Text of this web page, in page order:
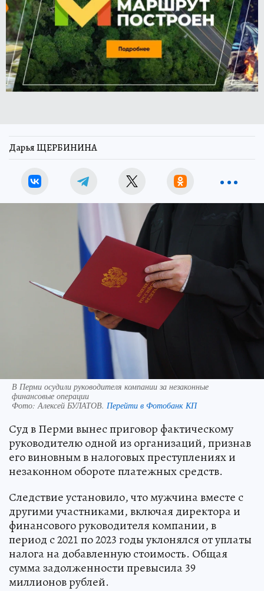
Дарья ЩЕРБИНИНА
В Перми осудили руководителя компании за незаконные
финансовые операции
Фото:Алексей БУЛАТОВ. Перейти в Фотобанк КП
Суд в Перми вынес приговор фактическому
руководителю одной из организаций, признав
его виновным в налоговых преступлениях и
незаконном обороте платежных средств.
Следствие установило, что мужчина вместе с
другими участниками, включая директора и
финансового руководителя компании, в
период с 2021 по 2023 годы уклонялся от уплаты
налога на добавленную стоимость. Общая
сумма задолженности превысила 39
миллионов рублей.